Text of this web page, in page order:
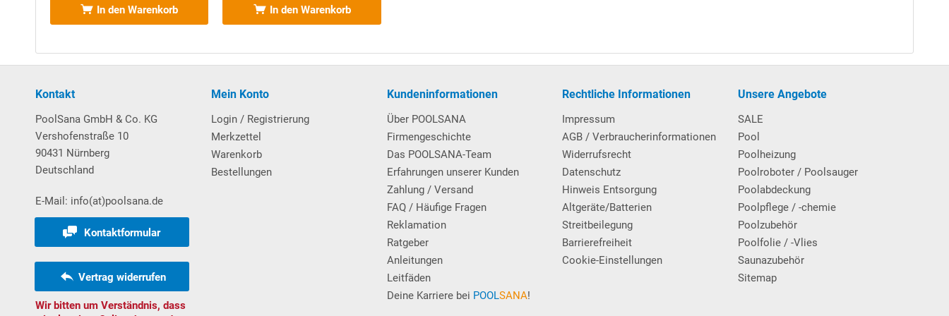
Garantiegewährt.
Nähere Informationen hierzu finden Sie in unserenGarantiebestimmungen
Handlaufs abgeschnitten und im zweiten Schritt die neue Poolfolie, die eine Keilbiese hat, in die Nut eingehängt. Vorteil: Kein Absetzen des Handlaufs vonnöten. Die
Weitere wissenswerte Informationen über unsere SQ-Stahlwandbecken.
Download Vorabanleitung Aufbau Rundbecken
Einhänge-Leiter ausV2A-Edelstahl
, weit ausladend und mit 4 Trittstufen, die jeweils über 2 elegante schwarze
Kunststoff-Auflagen verfügen. An der Außenseite des Schwimmbads erfolgt die Befestigung der Poolleiter mittels
Kunststoff-Einbauhülsen (im Lieferumfang enthalten), welche ebenerdig einzementiert werden und als Aufnahme für
die Leiterholme dienen. Max. Belastbarkeit: 110 kg.
In den Warenkorb In den Warenkorb
Kontakt
PoolSana GmbH & Co. KG
Vershofenstraße 10
90431 Nürnberg
Deutschland
E-Mail: info(at)poolsana.de
Kontaktformular
Vertrag widerrufen
Wir bitten um Verständnis, dass
Mein Konto
Login / Registrierung
Merkzettel
Warenkorb
Bestellungen
Kundeninformationen
Über POOLSANA
Firmengeschichte
Das POOLSANA-Team
Erfahrungen unserer Kunden
Zahlung / Versand
FAQ / Häufige Fragen
Reklamation
Ratgeber
Anleitungen
Leitfäden
Deine Karriere bei POOLSANA!
Rechtliche Informationen
Impressum
AGB / Verbraucherinformationen
Widerrufsrecht
Datenschutz
Hinweis Entsorgung
Altgeräte/Batterien
Streitbeilegung
Barrierefreiheit
Cookie-Einstellungen
Unsere Angebote
SALE
Pool
Poolheizung
Poolroboter / Poolsauger
Poolabdeckung
Poolpflege / -chemie
Poolzubehör
Poolfolie / -Vlies
Saunazubehör
Sitemap